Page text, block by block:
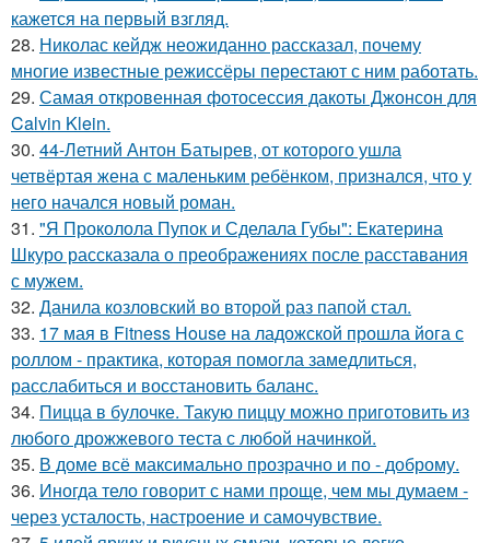
кажется на первый взгляд.
28. Николас кейдж неожиданно рассказал, почему
многие известные режиссёры перестают с ним работать.
29. Самая откровенная фотосессия дакоты Джонсон для
Calvin Klein.
30. 44-Летний Антон Батырев, от которого ушла
четвёртая жена с маленьким ребёнком, признался, что у
него начался новый роман.
31. "Я Проколола Пупок и Сделала Губы": Екатерина
Шкуро рассказала о преображениях после расставания
с мужем.
32. Данила козловский во второй раз папой стал.
33. 17 мая в Fitness House на ладожской прошла йога с
роллом - практика, которая помогла замедлиться,
расслабиться и восстановить баланс.
34. Пицца в булочке. Такую пиццу можно приготовить из
любого дрожжевого теста с любой начинкой.
35. В доме всё максимально прозрачно и по - доброму.
36. Иногда тело говорит с нами проще, чем мы думаем -
через усталость, настроение и самочувствие.